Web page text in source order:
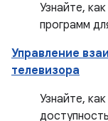
Узнайте,
программ
Управление
телевизора
Узнайте,